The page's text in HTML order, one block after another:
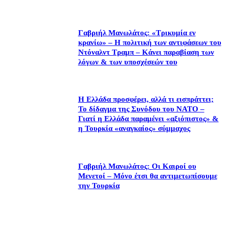
Γαβριήλ Μανωλάτος: «Τρικυμία εν
κρανίω» – Η πολιτική των αντιφάσεων του
Ντόναλντ Τραμπ – Kάνει παραβίαση των
λόγων & των υποσχέσεών του
Η Ελλάδα προσφέρει, αλλά τι εισπράττει;
Το δίδαγμα της Συνόδου του ΝΑΤΟ –
Γιατί η Ελλάδα παραμένει «αξιόπιστος» &
η Τουρκία «αναγκαίος» σύμμαχος
Γαβριήλ Μανωλάτος: Οι Καιροί ου
Μενετοί – Μόνο έτσι θα αντιμετωπίσουμε
την Τουρκία